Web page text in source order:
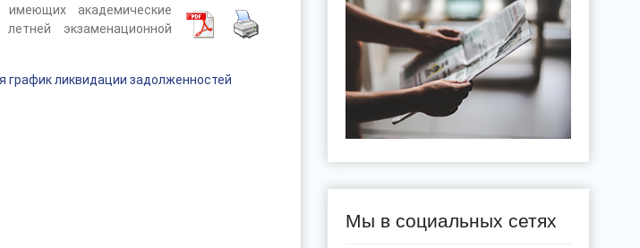
академические
экзаменационной
ликвидации задолженностей
Мы в социальных сетях